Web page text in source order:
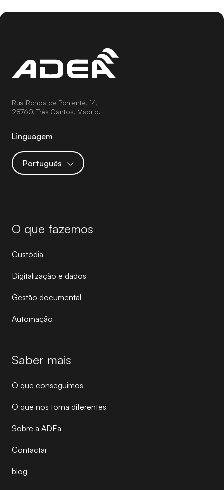
Rua Ronda de Poniente, 14,
28760, Três Cantos, Madrid.
Linguagem
Português
O que fazemos
Custódia
Digitalização e dados
Gestão documental
Automação
Saber mais
O que conseguimos
O que nos torna diferentes
Sobre a ADEa
Contactar
blog